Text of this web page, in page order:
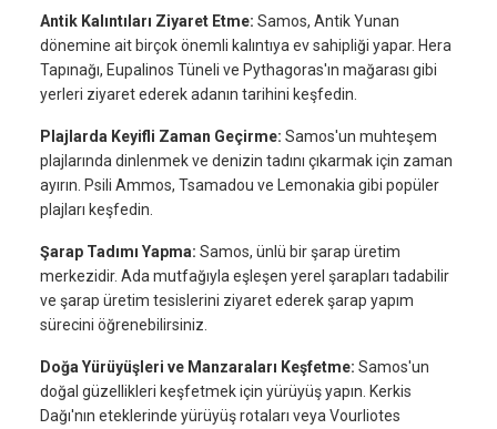
Antik Kalıntıları Ziyaret Etme: Samos, Antik Yunan
dönemine ait birçok önemli kalıntıya ev sahipliği yapar. Hera
Tapınağı, Eupalinos Tüneli ve Pythagoras'ın mağarası gibi
yerleri ziyaret ederek adanın tarihini keşfedin.
Plajlarda Keyifli Zaman Geçirme: Samos'un muhteşem
plajlarında dinlenmek ve denizin tadını çıkarmak için zaman
ayırın. Psili Ammos, Tsamadou ve Lemonakia gibi popüler
plajları keşfedin.
Şarap Tadımı Yapma: Samos, ünlü bir şarap üretim
merkezidir. Ada mutfağıyla eşleşen yerel şarapları tadabilir
ve şarap üretim tesislerini ziyaret ederek şarap yapım
sürecini öğrenebilirsiniz.
Doğa Yürüyüşleri ve Manzaraları Keşfetme: Samos'un
doğal güzellikleri keşfetmek için yürüyüş yapın. Kerkis
Dağı'nın eteklerinde yürüyüş rotaları veya Vourliotes